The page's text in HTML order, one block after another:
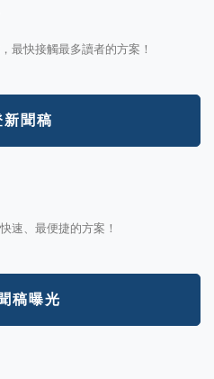
最快接觸最多讀者的方案！
聞稿
速、最便捷的方案！
稿曝光